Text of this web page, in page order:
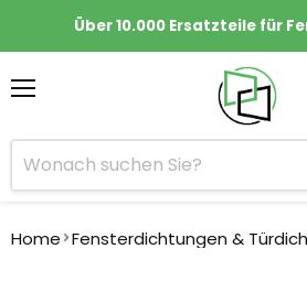
Über 10.000 Ersatzteile für
Home Fensterdichtungen &